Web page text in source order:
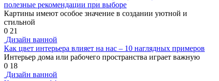
полезные рекомендации при выборе
Картины имеют особое значение в создании уютной и
стильной
0 21
Дизайн ванной
Как цвет интерьера влияет на нас – 10 наглядных примеров
Интерьер дома или рабочего пространства играет важную
0 18
Дизайн ванной